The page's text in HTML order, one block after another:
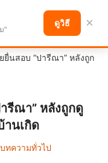
ยื่นสอบ “ปารีณา” หลังถูก
รีณา” หลังถูกดู
นเกิด
บทความทั่วไป
"
ดูวิธี ×